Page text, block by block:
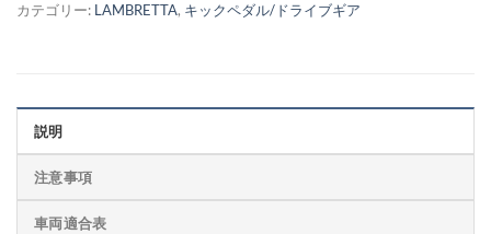
カテゴリー: LAMBRETTA, キックペダル/ドライブギア
説明
注意事項
車両適合表